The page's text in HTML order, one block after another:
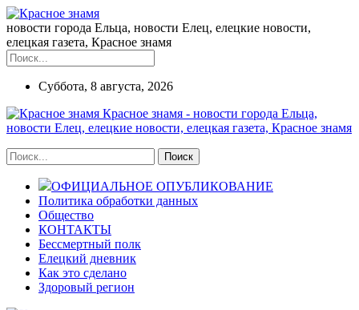
новости города Ельца, новости Елец, елецкие новости,
елецкая газета, Красное знамя
Суббота, 8 августа, 2026
Красное знамя - новости города Ельца,
новости Елец, елецкие новости, елецкая газета, Красное знамя
ОФИЦИАЛЬНОЕ ОПУБЛИКОВАНИЕ
Политика обработки данных
Общество
КОНТАКТЫ
Бессмертный полк
Елецкий дневник
Как это сделано
Здоровый регион